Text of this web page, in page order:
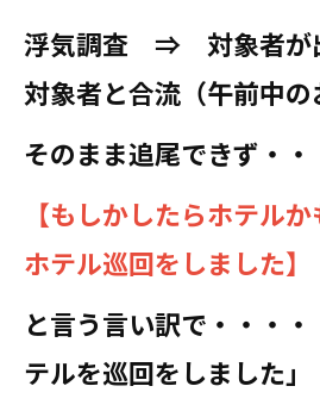
浮気調査 ⇒ 対象者
対象者と合流（午前中の
そのまま追尾できず・・
【もしかしたらホテル
ホテル巡回をしました】
と言う言い訳で・・・
テルを巡回をしました」